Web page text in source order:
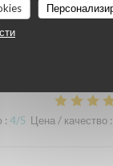
: 4/5 Цена / качество: